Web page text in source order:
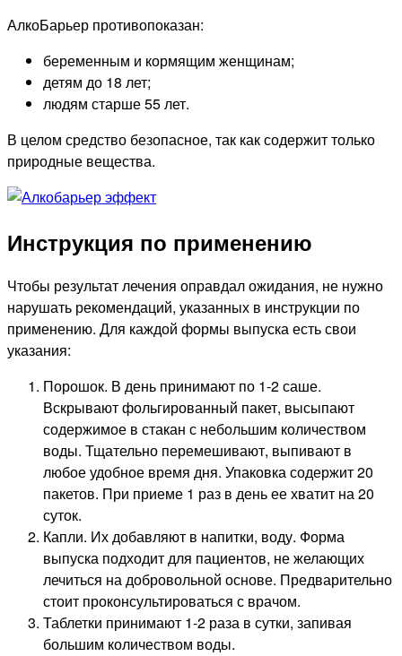
АлкоБарьер противопоказан:
беременным и кормящим женщинам;
детям до 18 лет;
людям старше 55 лет.
В целом средство безопасное, так как содержит только
природные вещества.
Инструкция по применению
Чтобы результат лечения оправдал ожидания, не нужно
нарушать рекомендаций, указанных в инструкции по
применению. Для каждой формы выпуска есть свои
указания:
Порошок. В день принимают по 1-2 саше.
Вскрывают фольгированный пакет, высыпают
содержимое в стакан с небольшим количеством
воды. Тщательно перемешивают, выпивают в
любое удобное время дня. Упаковка содержит 20
пакетов. При приеме 1 раз в день ее хватит на 20
суток.
Капли. Их добавляют в напитки, воду. Форма
выпуска подходит для пациентов, не желающих
лечиться на добровольной основе. Предварительно
стоит проконсультироваться с врачом.
Таблетки принимают 1-2 раза в сутки, запивая
большим количеством воды.